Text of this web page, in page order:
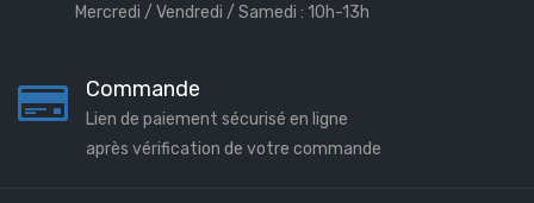
Mercredi / Vendredi / Samedi : 10h-13h
Commande
Lien de paiement sécurisé en ligne
après vérification de votre commande